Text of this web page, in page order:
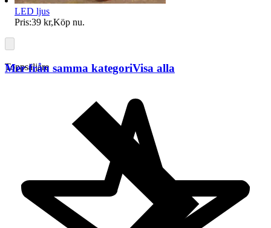
Toppsäljare
LED ljus
Pris:39 kr,Köp nu.
Mer från samma kategoriVisa alla